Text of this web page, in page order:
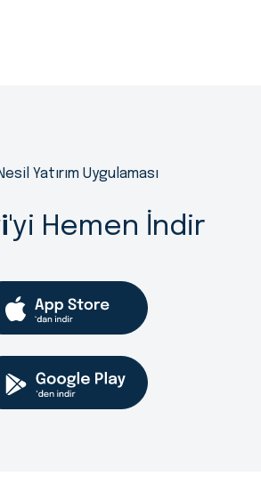
Yatırım Uygulaması
'yi Hemen İndir